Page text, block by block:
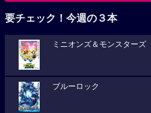
要チェック！今週の３本
ミニオンズ＆モンスターズ
ブルーロック